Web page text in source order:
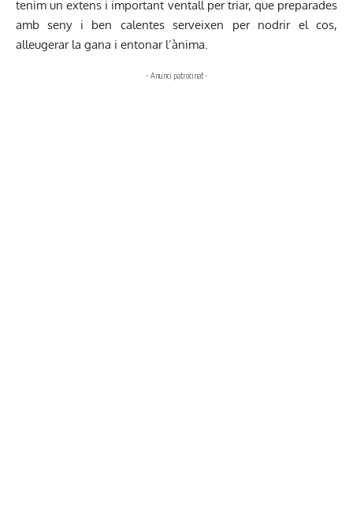
tenim un extens i important ventall per triar, que preparades
amb seny i ben calentes serveixen per nodrir el cos,
alleugerar la gana i entonar l’ànima.
- Anunci patrocinat -